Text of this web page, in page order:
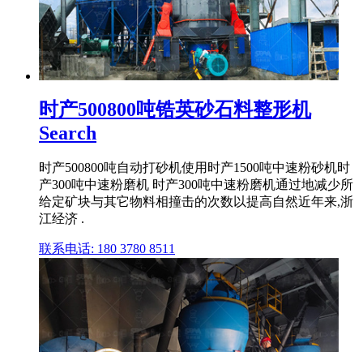
时产500800吨锆英砂石料整形机
Search
时产500800吨自动打砂机使用时产1500吨中速粉砂机时
产300吨中速粉磨机 时产300吨中速粉磨机通过地减少所
给定矿块与其它物料相撞击的次数以提高自然近年来,浙
江经济 .
联系电话: 180 3780 8511